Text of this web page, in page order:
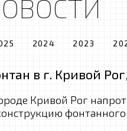
2024 2023
в г. Кривой
Кривой Рог